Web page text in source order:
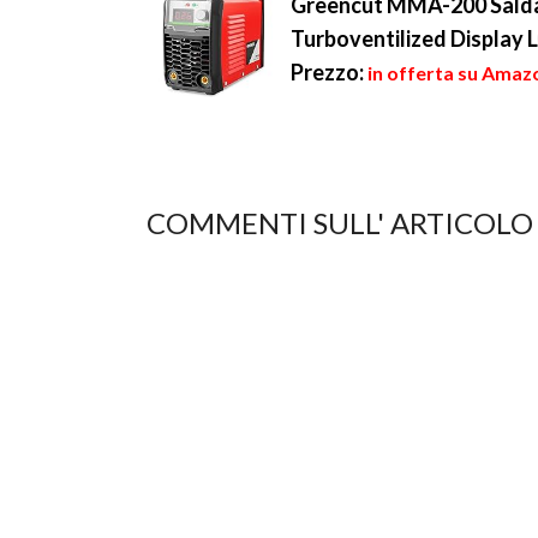
pola...
Turboventilized Display
Prezzo: in offerta su
COMMENTI SULL' ARTICOLO